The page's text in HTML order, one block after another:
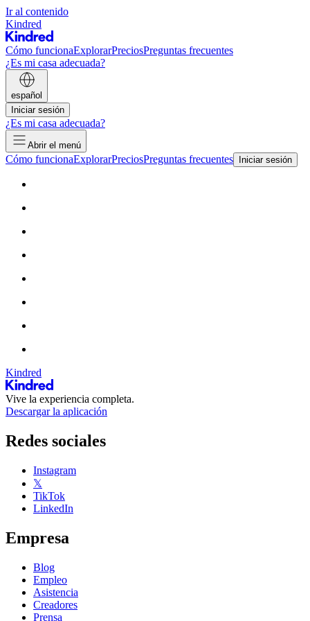
Ir al contenido
Kindred
Cómo funcionaExplorarPreciosPreguntas frecuentes
¿Es mi casa adecuada?
español
Iniciar sesión
¿Es mi casa adecuada?
Abrir el menú
Cómo funcionaExplorarPreciosPreguntas frecuentes Iniciar sesión
Kindred
Vive la experiencia completa.
Descargar la aplicación
Redes sociales
Instagram
𝕏
TikTok
LinkedIn
Empresa
Blog
Empleo
Asistencia
Creadores
Prensa